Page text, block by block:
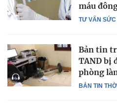
TƯ VẤN
máu
BẢN TIN
Bản tin
TAND bị
phòng